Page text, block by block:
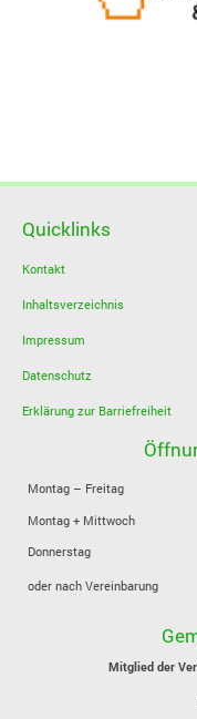
Quicklinks
Kontakt
Inhaltsverzeichnis
Impressum
Datenschutz
Erklärung zur Barriefreiheit
Montag – Freitag
Montag + Mittwoch
Donnerstag
oder nach Vereinbarung
Mitglied der